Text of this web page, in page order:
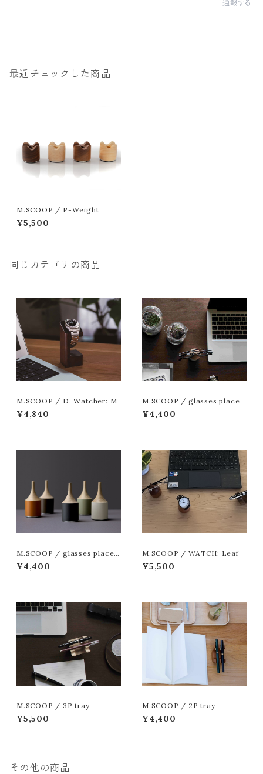
通報する
最近チェックした商品
M.SCOOP / P-Weight
¥5,500
同じカテゴリの商品
M.SCOOP / D. Watcher: M
¥4,840
M.SCOOP / glasses place
¥4,400
M.SCOOP / glasses place:
NA
¥4,400
M.SCOOP / WATCH: Leaf
¥5,500
M.SCOOP / 3P tray
¥5,500
M.SCOOP / 2P tray
¥4,400
その他の商品